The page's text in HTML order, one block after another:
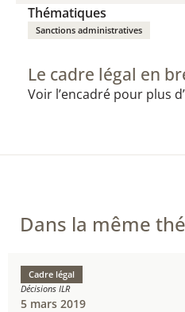
Thématiques
Sanctions administratives
Le cadre légal en
Voir l’encadré pour plus
Dans la même
Cadre légal
Décisions ILR
5 mars 2019